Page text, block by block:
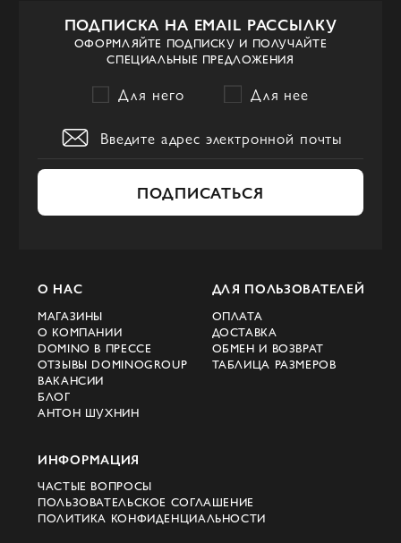
ПОДПИСКА НА EMAIL РАССЫЛКУ
ОФОРМЛЯЙТЕ ПОДПИСКУ И ПОЛУЧАЙТЕ
СПЕЦИАЛЬНЫЕ ПРЕДЛОЖЕНИЯ
Для него Для нее
ПОДПИСАТЬСЯ
О НАС
МАГАЗИНЫ
О КОМПАНИИ
DOMINO В ПРЕССЕ
ОТЗЫВЫ DOMINOGROUP
ВАКАНСИИ
БЛОГ
АНТОН ШУХНИН
ДЛЯ ПОЛЬЗОВАТЕЛЕЙ
ОПЛАТА
ДОСТАВКА
ОБМЕН И ВОЗВРАТ
ТАБЛИЦА РАЗМЕРОВ
ИНФОРМАЦИЯ
ЧАСТЫЕ ВОПРОСЫ
ПОЛЬЗОВАТЕЛЬСКОЕ СОГЛАШЕНИЕ
ПОЛИТИКА КОНФИДЕНЦИАЛЬНОСТИ